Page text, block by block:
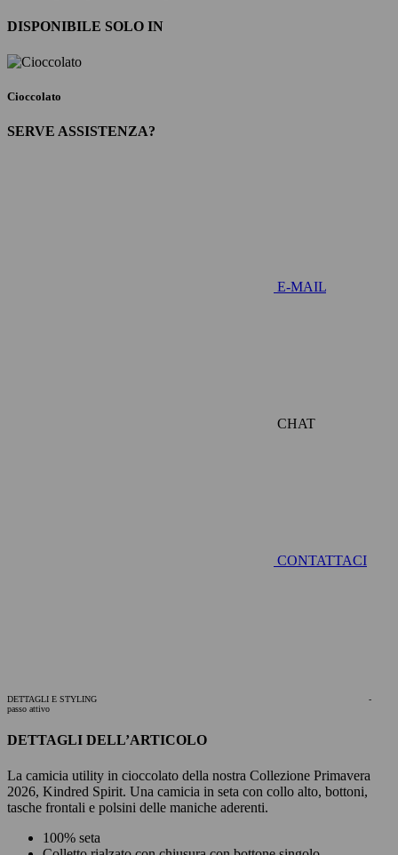
DISPONIBILE SOLO IN
Cioccolato
SERVE ASSISTENZA?
E-MAIL
CHAT
CONTATTACI
DETTAGLI E STYLING
-
passo attivo
DETTAGLI DELL’ARTICOLO
La camicia utility in cioccolato della nostra Collezione Primavera
2026, Kindred Spirit. Una camicia in seta con collo alto, bottoni,
tasche frontali e polsini delle maniche aderenti.
100% seta